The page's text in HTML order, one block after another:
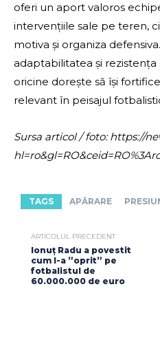
oferi un aport valoros
intervențiile sale pe teren,
motiva și organiza
adaptabilitatea și
oricine dorește să își
relevant în peisajul
Sursa articol / foto: https://
TAGS APĂRARE
ARTICOLUL PRECEDENT
Ionuț Radu a povestit
cum l-a ”oprit” pe
fotbalistul de
60.000.000 de euro